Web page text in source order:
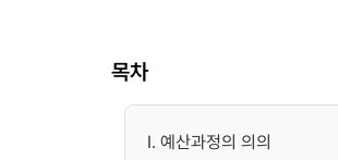
목차
I. 예산과정의 의의